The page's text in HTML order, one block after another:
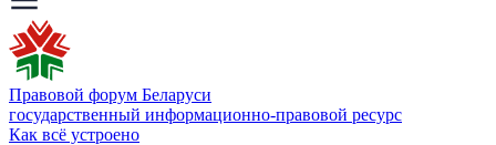
Правовой форум Беларуси
государственный информационно-правовой ресурс
Как всё устроено